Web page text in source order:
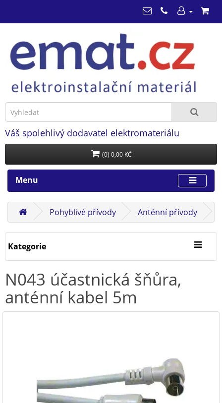
Váš spolehlivý dodavatel elektromateriálu
(0) 0,00 KČ
Menu
Pohyblivé přívody Anténní přívody
Kategorie
N043 účastnická šňůra,
anténní kabel 5m